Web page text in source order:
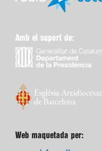
Amb el suport de:
Web maquetada per: